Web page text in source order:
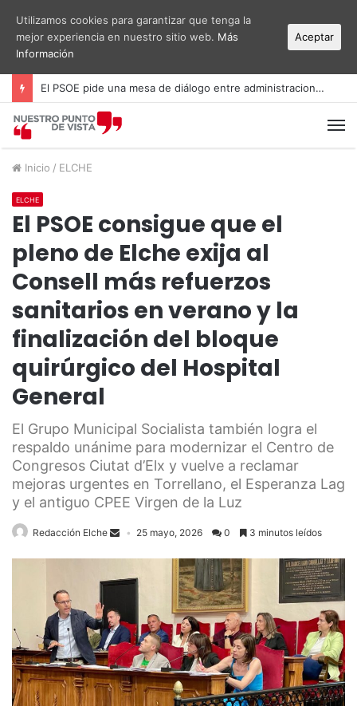
El PSOE pide una mesa de diálogo entre administraciones y vecinos por el ruido del aeropuerto Alicante-Elche
Inicio / ELCHE
ELCHE
El PSOE consigue que el
pleno de Elche exija al
Consell más refuerzos
sanitarios en verano y la
finalización del bloque
quirúrgico del Hospital
General
El Grupo Municipal Socialista también logra el
respaldo unánime para modernizar el Centro de
Congresos Ciutat d’Elx y vuelve a reclamar
mejoras urgentes en Torrellano, el Esperanza Lag
y el antiguo CPEE Virgen de la Luz
Redacción Elche 25 mayo, 2026 0 3 minutos leídos
Utilizamos cookies para garantizar que tenga la
mejor experiencia en nuestro sitio web. Más
Información
Aceptar